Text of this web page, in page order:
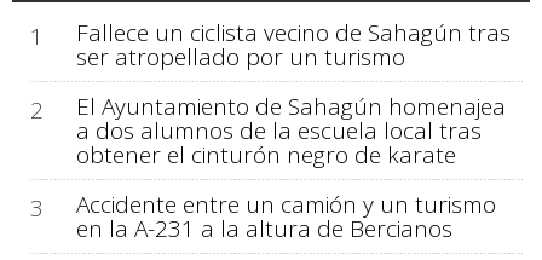
1 Fallece un ciclista vecino de Sahagún tras
ser atropellado por un turismo
2
El Ayuntamiento de Sahagún homenajea
a dos alumnos de la escuela local tras
obtener el cinturón negro de karate
3
Accidente entre un camión y un turismo
en la A-231 a la altura de Bercianos